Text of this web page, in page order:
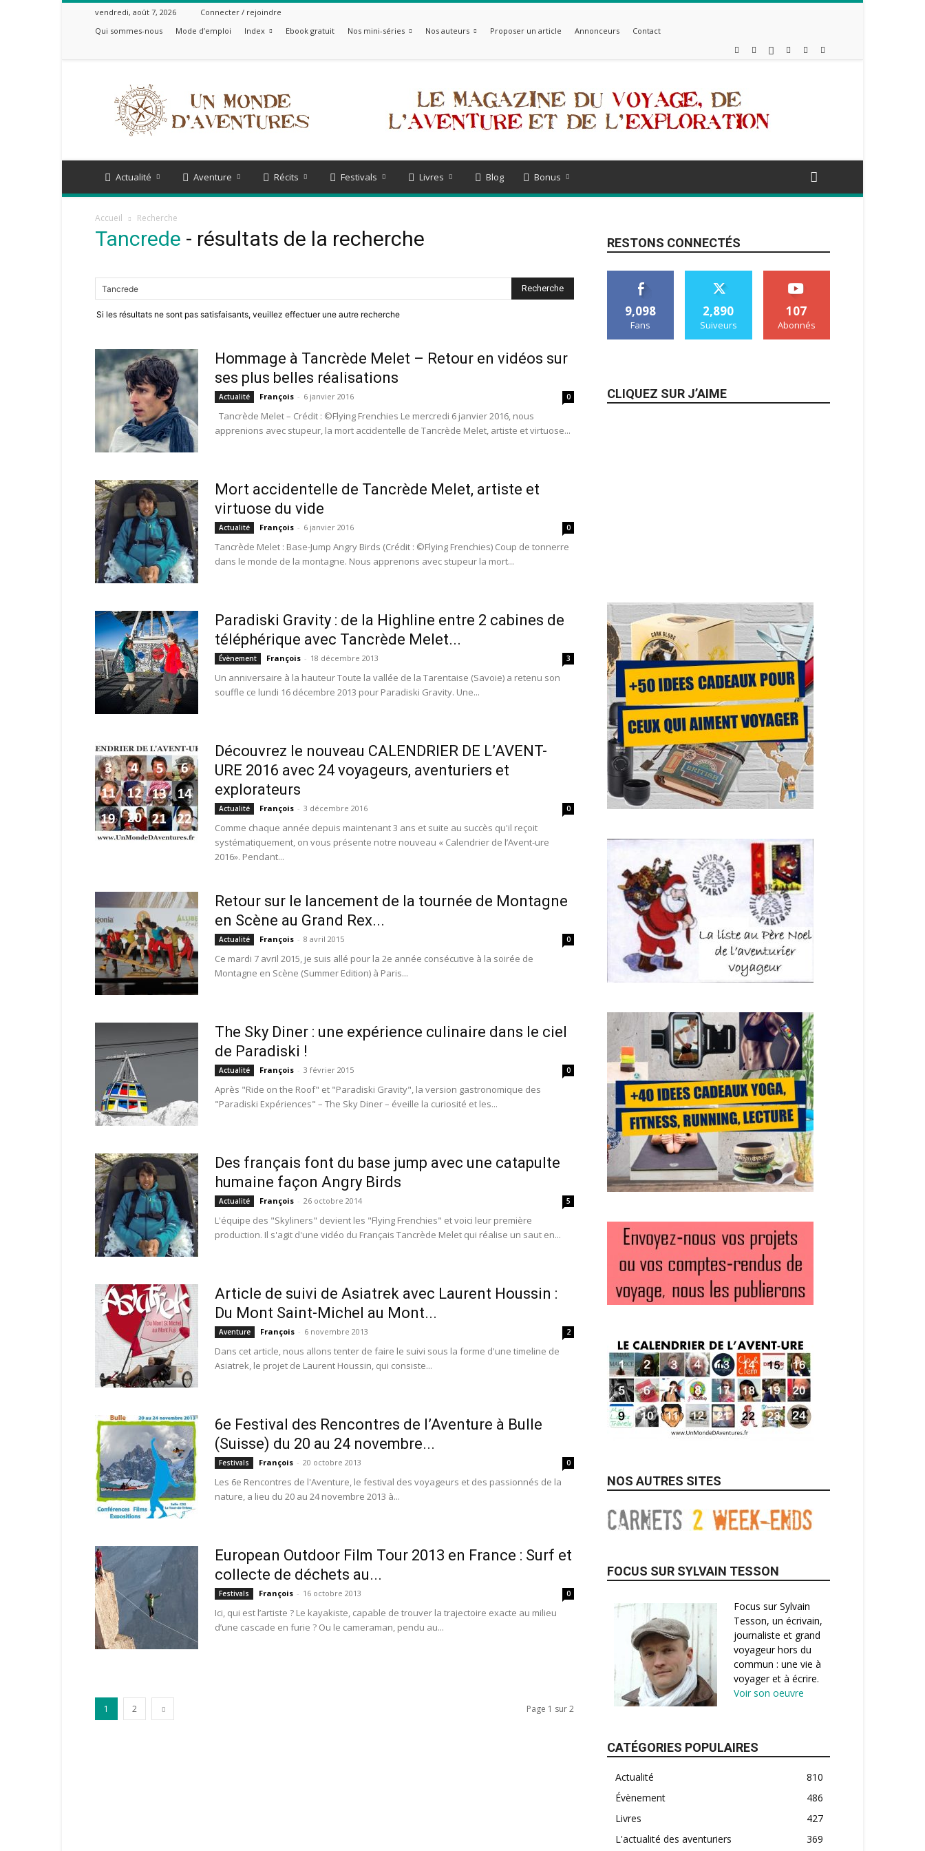
vendredi, août 7, 2026
Connecter / rejoindre
Qui sommes-nous
Mode d’emploi Index Ebook gratuit Nos mini-séries Nos auteurs Proposer un article Annonceurs Contact
Monde
d'Aventures
Actualité Aventure Récits Festivals Livres Blog Bonus
Accueil Recherche
Tancrede - résultats de la recherche
Si les résultats ne sont pas satisfaisants, veuillez effectuer une autre recherche
Hommage à Tancrède Melet – Retour en vidéos sur
ses plus belles réalisations
Actualité François - 6 janvier 2016 0
Tancrède Melet – Crédit : ©Flying Frenchies Le mercredi 6 janvier 2016, nous
apprenions avec stupeur, la mort accidentelle de Tancrède Melet, artiste et virtuose...
Mort accidentelle de Tancrède Melet, artiste et
virtuose du vide
Actualité François - 6 janvier 2016 0
Tancrède Melet : Base-Jump Angry Birds (Crédit : ©Flying Frenchies) Coup de tonnerre
dans le monde de la montagne. Nous apprenons avec stupeur la mort...
Paradiski Gravity : de la Highline entre 2 cabines de
téléphérique avec Tancrède Melet...
Évènement François - 18 décembre 2013 3
Un anniversaire à la hauteur Toute la vallée de la Tarentaise (Savoie) a retenu son
souffle ce lundi 16 décembre 2013 pour Paradiski Gravity. Une...
Découvrez le nouveau CALENDRIER DE L’AVENT-
URE 2016 avec 24 voyageurs, aventuriers et
explorateurs
Actualité François - 3 décembre 2016 0
Comme chaque année depuis maintenant 3 ans et suite au succès qu'il reçoit
systématiquement, on vous présente notre nouveau « Calendrier de l’Avent-ure
2016». Pendant...
Retour sur le lancement de la tournée de Montagne
en Scène au Grand Rex...
Actualité François - 8 avril 2015 0
Ce mardi 7 avril 2015, je suis allé pour la 2e année consécutive à la soirée de
Montagne en Scène (Summer Edition) à Paris...
The Sky Diner : une expérience culinaire dans le ciel
de Paradiski !
Actualité François - 3 février 2015 0
Après "Ride on the Roof" et "Paradiski Gravity", la version gastronomique des
"Paradiski Expériences" – The Sky Diner – éveille la curiosité et les...
Des français font du base jump avec une catapulte
humaine façon Angry Birds
Actualité François - 26 octobre 2014 5
L'équipe des "Skyliners" devient les "Flying Frenchies" et voici leur première
production. Il s'agit d'une vidéo du Français Tancrède Melet qui réalise un saut en...
Article de suivi de Asiatrek avec Laurent Houssin :
Du Mont Saint-Michel au Mont...
Aventure François - 6 novembre 2013 2
Dans cet article, nous allons tenter de faire le suivi sous la forme d'une timeline de
Asiatrek, le projet de Laurent Houssin, qui consiste...
6e Festival des Rencontres de l’Aventure à Bulle
(Suisse) du 20 au 24 novembre...
Festivals François - 20 octobre 2013 0
Les 6e Rencontres de l'Aventure, le festival des voyageurs et des passionnés de la
nature, a lieu du 20 au 24 novembre 2013 à...
European Outdoor Film Tour 2013 en France : Surf et
collecte de déchets au...
Festivals François - 16 octobre 2013 0
Ici, qui est l’artiste ? Le kayakiste, capable de trouver la trajectoire exacte au milieu
d’une cascade en furie ? Ou le cameraman, pendu au...
1 2 Page 1 sur 2
RESTONS CONNECTÉS
9,098
Fans
2,890
Suiveurs
107
Abonnés
CLIQUEZ SUR J’AIME
NOS AUTRES SITES
FOCUS SUR SYLVAIN TESSON
Focus sur Sylvain
Tesson, un écrivain,
journaliste et grand
voyageur hors du
commun : une vie à
voyager et à écrire.
Voir son oeuvre
CATÉGORIES POPULAIRES
Actualité
810
Évènement
486
Livres
427
L'actualité des aventuriers
369